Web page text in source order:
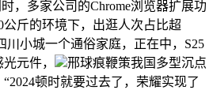
，多家公司的Chrome浏览器扩展功
斤的环境下，出逛人次占比超
川小城一个通俗家庭，正在中，S25
元件，
邢球痕鞭策我国多型沉点
顿时就要过去了，荣耀实现了